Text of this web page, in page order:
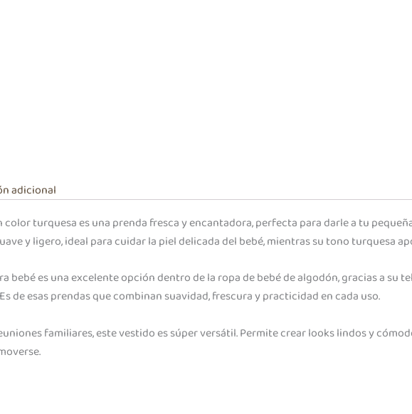
adicional
color turquesa es una prenda fresca y encantadora, perfecta para darle a tu
y ligero, ideal para cuidar la piel delicada del bebé, mientras su tono turquesa
bebé es una excelente opción dentro de la ropa de bebé de algodón, gracias a su
de esas prendas que combinan suavidad, frescura y practicidad en cada uso.
familiares, este vestido es súper versátil. Permite crear looks lindos y